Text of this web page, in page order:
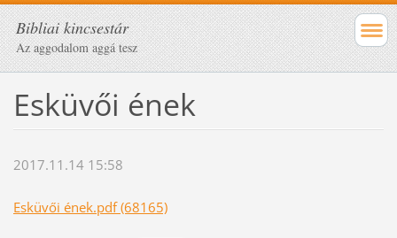
Bibliai kincsestár
Az aggodalom aggá tesz
Esküvői ének
2017.11.14 15:58
Esküvői ének.pdf (68165)